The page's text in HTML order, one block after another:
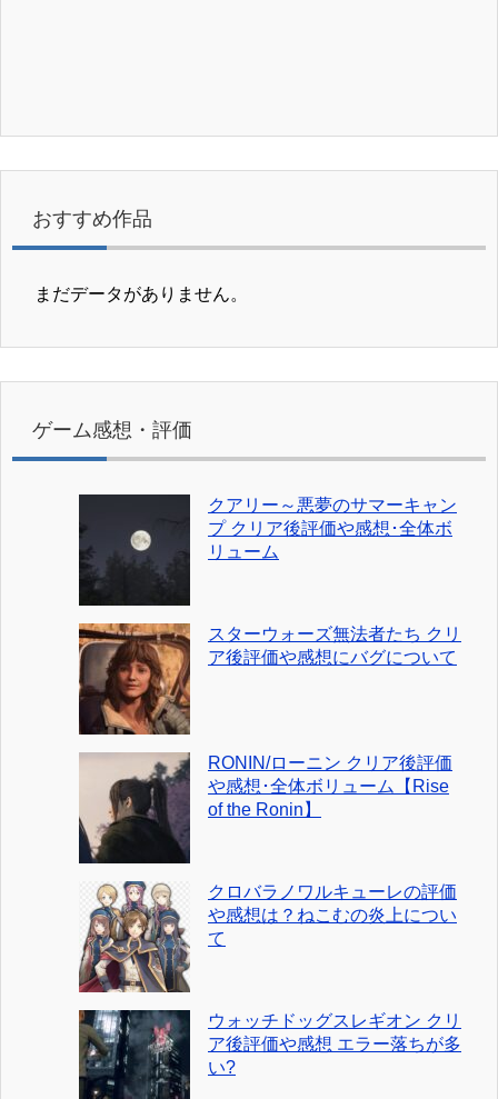
おすすめ作品
まだデータがありません。
ゲーム感想・評価
クアリー～悪夢のサマーキャン
プ クリア後評価や感想･全体ボ
リューム
スターウォーズ無法者たち クリ
ア後評価や感想にバグについて
RONIN/ローニン クリア後評価
や感想･全体ボリューム【Rise
of the Ronin】
クロバラノワルキューレの評価
や感想は？ねこむの炎上につい
て
ウォッチドッグスレギオン クリ
ア後評価や感想 エラー落ちが多
い?